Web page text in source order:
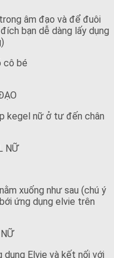
âm đạo và để đuôi
bạn dễ dàng lấy dụng
cô bé
kegel nữ ở tư đến chân
NỮ
xuống như sau (chú ý
ứng dụng elvie trên
dụng Elvie và kết nối với